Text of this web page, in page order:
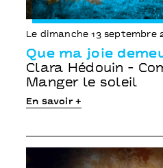
Le dimanche 13 septembre
Que ma joie
Clara Hédouin -
Manger le soleil
En savoir +